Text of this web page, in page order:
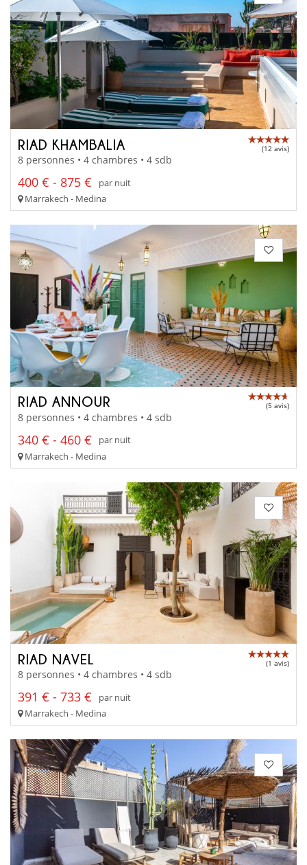
RIAD KHAMBALIA (12 avis)
8 personnes • 4 chambres • 4 sdb
400 € - 875 €
par nuit
Marrakech - Medina
RIAD ANNOUR (5 avis)
8 personnes • 4 chambres • 4 sdb
340 € - 460 €
par nuit
Marrakech - Medina
RIAD NAVEL (1 avis)
8 personnes • 4 chambres • 4 sdb
391 € - 733 €
par nuit
Marrakech - Medina